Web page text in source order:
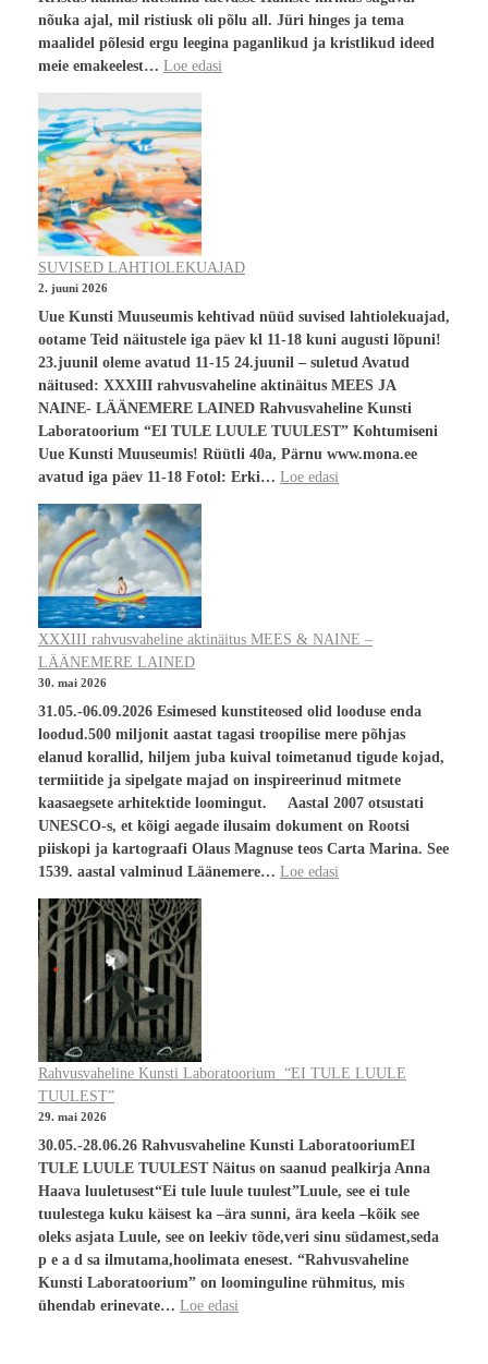
nõuka ajal, mil ristiusk oli põlu all. Jüri hinges ja tema
maalidel põlesid ergu leegina paganlikud ja kristlikud ideed
meie emakeelest… Loe edasi
SUVISED LAHTIOLEKUAJAD
2. juuni 2026
Uue Kunsti Muuseumis kehtivad nüüd suvised lahtiolekuajad,
ootame Teid näitustele iga päev kl 11-18 kuni augusti lõpuni!
23.juunil oleme avatud 11-15 24.juunil – suletud Avatud
näitused: XXXIII rahvusvaheline aktinäitus MEES JA
NAINE- LÄÄNEMERE LAINED Rahvusvaheline Kunsti
Laboratoorium “EI TULE LUULE TUULEST” Kohtumiseni
Uue Kunsti Muuseumis! Rüütli 40a, Pärnu www.mona.ee
avatud iga päev 11-18 Fotol: Erki… Loe edasi
XXXIII rahvusvaheline aktinäitus MEES & NAINE –
LÄÄNEMERE LAINED
30. mai 2026
31.05.-06.09.2026 Esimesed kunstiteosed olid looduse enda
loodud.500 miljonit aastat tagasi troopilise mere põhjas
elanud korallid, hiljem juba kuival toimetanud tigude kojad,
termiitide ja sipelgate majad on inspireerinud mitmete
kaasaegsete arhitektide loomingut. Aastal 2007 otsustati
UNESCO-s, et kõigi aegade ilusaim dokument on Rootsi
piiskopi ja kartograafi Olaus Magnuse teos Carta Marina. See
1539. aastal valminud Läänemere… Loe edasi
Rahvusvaheline Kunsti Laboratoorium “EI TULE LUULE
TUULEST”
29. mai 2026
30.05.-28.06.26 Rahvusvaheline Kunsti LaboratooriumEI
TULE LUULE TUULEST Näitus on saanud pealkirja Anna
Haava luuletusest“Ei tule luule tuulest”Luule, see ei tule
tuulestega kuku käisest ka –ära sunni, ära keela –kõik see
oleks asjata Luule, see on leekiv tõde,veri sinu südamest,seda
p e a d sa ilmutama,hoolimata enesest. “Rahvusvaheline
Kunsti Laboratoorium” on loominguline rühmitus, mis
ühendab erinevate… Loe edasi